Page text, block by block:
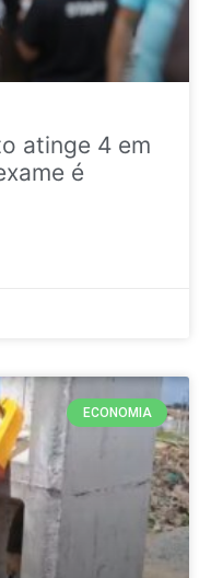
atinge 4 em
é
ECONOMIA